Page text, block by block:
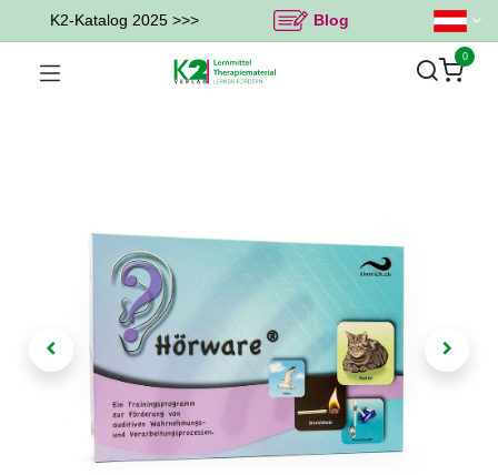
K2-Katalog 2025 >>> Blog
0